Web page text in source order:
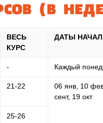
(В
ВЕСЬ
КУРС
ДАТЫ
- Каждый
21-22
06 янв, 10
сент, 19 окт
25-26